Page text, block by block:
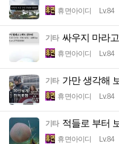
휴면아이디 Lv.84
기타 싸우지 마라
휴면아이디 Lv.84
기타 가만 생각해
휴면아이디 Lv.84
기타 적들로 부터
휴면아이디 Lv.84